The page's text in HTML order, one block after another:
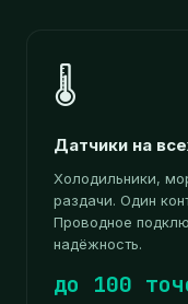
🌡️
Датчики на
Холодильники,
раздачи. Один
Проводное
надёжность.
до 100